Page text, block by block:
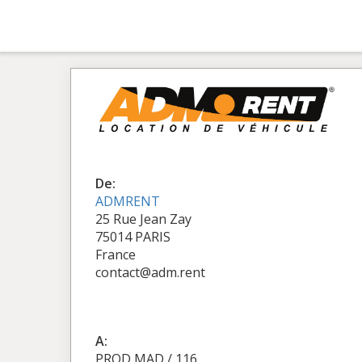
De:
ADMRENT
25 Rue Jean Zay
75014 PARIS
France
contact@adm.rent
A: